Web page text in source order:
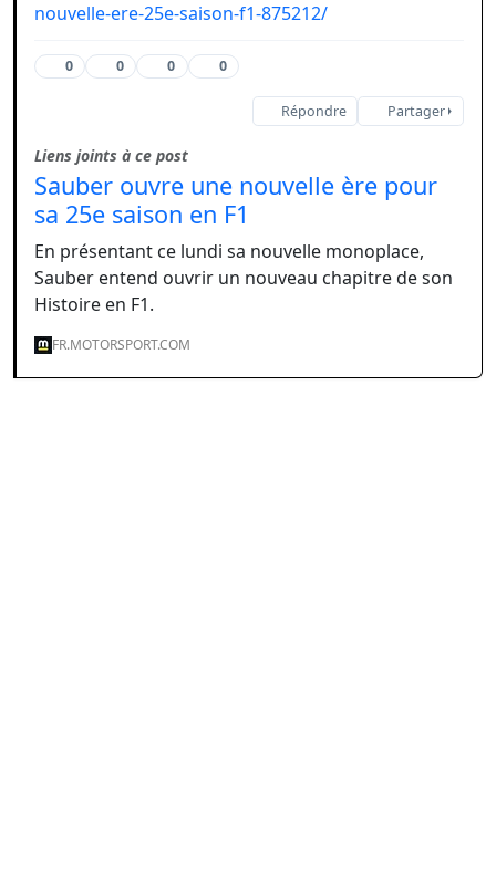
nouvelle-ere-25e-saison-f1-875212/
0 0 0 0
Répondre Partager
Liens joints à ce post
Sauber ouvre une nouvelle ère pour
sa 25e saison en F1
En présentant ce lundi sa nouvelle monoplace,
Sauber entend ouvrir un nouveau chapitre de son
Histoire en F1.
FR.MOTORSPORT.COM